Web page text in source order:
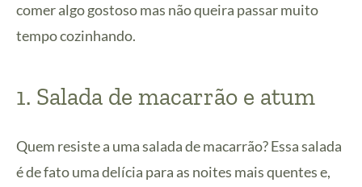
comer algo gostoso mas não queira passar muito
tempo cozinhando.
1. Salada de macarrão e atum
Quem resiste a uma salada de macarrão? Essa salada
é de fato uma delícia para as noites mais quentes e,